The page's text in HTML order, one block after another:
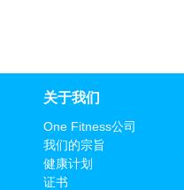
关于我们
One Fitness公司
我们的宗旨
健康计划
证书